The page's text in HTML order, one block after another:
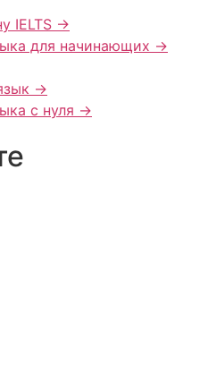
IELTS ->
для начинающих ->
->
с нуля ->